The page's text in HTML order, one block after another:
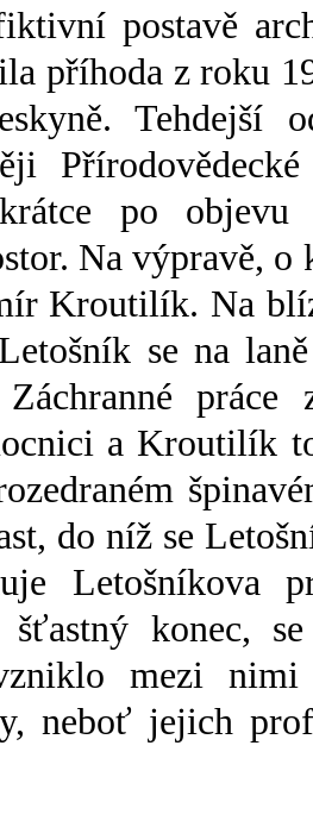
postavě
příhoda z roku
Tehdejší
po objevu
Na výpravě,
Kroutilík. Na
se na
a Kroutilík
do níž se
Letošníkova
šťastný konec,
mezi nimi
neboť jejich